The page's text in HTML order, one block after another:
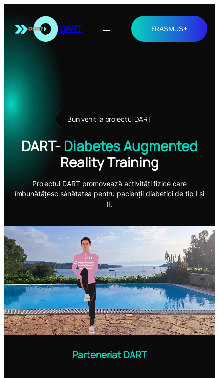
conținut
DART ERASMUS+
Bun venit la proiectul DART
DART- Diabetes Augmented
Reality Training
Proiectul DART promovează activități fizice care
îmbunătățesc sănătatea pentru pacienții diabetici de tip I și
II.
Parteneriat DART